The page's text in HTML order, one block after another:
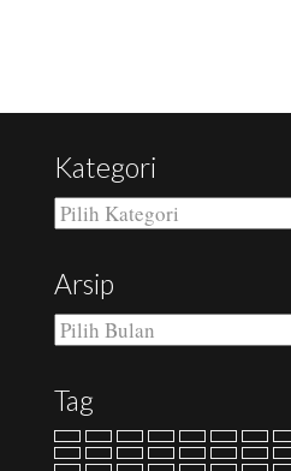
Kategori
Kategori
Arsip
Arsip
Tag